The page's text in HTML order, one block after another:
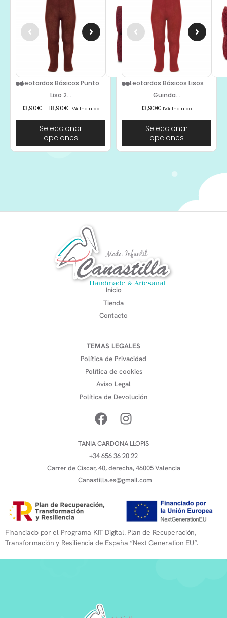
Leotardos Básicos Punto
Liso 2...
13,90€ - 18,90€ IVA Incluido
Seleccionar
opciones
Leotardos Básicos Lisos
Guinda...
13,90€ IVA Incluido
Seleccionar
opciones
Inicio
Tienda
Contacto
TEMAS LEGALES
Política de Privacidad
Política de cookies
Aviso Legal
Política de Devolución
TANIA CARDONA LLOPIS
+34 656 36 20 22
Carrer de Ciscar, 40, derecha, 46005 Valencia
Canastilla.es@gmail.com
Financiado por el Programa KIT Digital. Plan de Recuperación,
Transformación y Resiliencia de España “Next Generation EU”.